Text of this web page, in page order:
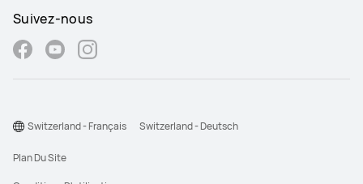
Suivez-nous
Plan Du Site
Switzerland - Français Switzerland - Deutsch